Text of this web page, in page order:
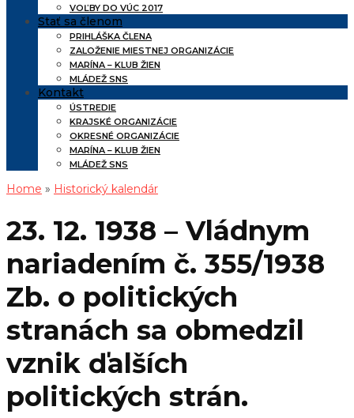
VOĽBY DO VÚC 2017
Stať sa členom
PRIHLÁŠKA ČLENA
ZALOŽENIE MIESTNEJ ORGANIZÁCIE
MARÍNA – KLUB ŽIEN
MLÁDEŽ SNS
Kontakt
ÚSTREDIE
KRAJSKÉ ORGANIZÁCIE
OKRESNÉ ORGANIZÁCIE
MARÍNA – KLUB ŽIEN
MLÁDEŽ SNS
Home » Historický kalendár
23. 12. 1938 – Vládnym
nariadením č. 355/1938
Zb. o politických
stranách sa obmedzil
vznik ďalších
politických strán.